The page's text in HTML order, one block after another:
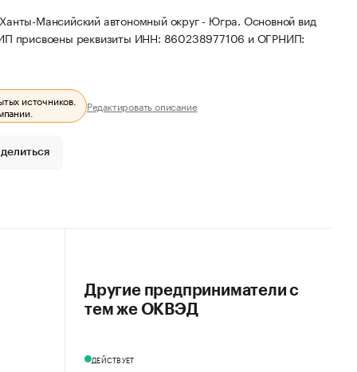
Мансийский автономный округ - Югра. Основной вид
ИП присвоены реквизиты ИНН: 860238977106 и ОГРНИП:
источников.
Редактировать описание
Другие предприниматели с
тем же ОКВЭД
ДЕЙСТВУЕТ